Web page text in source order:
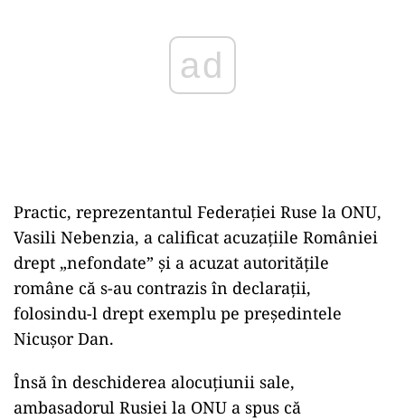
ad
Practic, reprezentantul Federației Ruse la ONU,
Vasili Nebenzia, a calificat acuzațiile României
drept „nefondate” și a acuzat autoritățile
române că s-au contrazis în declarații,
folosindu-l drept exemplu pe președintele
Nicușor Dan.
Însă în deschiderea alocuțiunii sale,
ambasadorul Rusiei la ONU a spus că